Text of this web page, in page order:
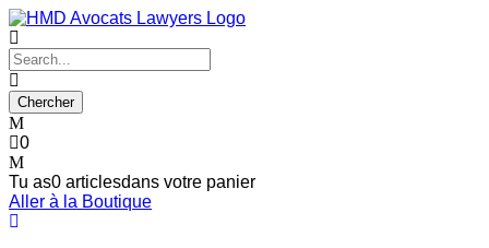
0
Tu as0 articlesdans votre panier
Aller à la Boutique